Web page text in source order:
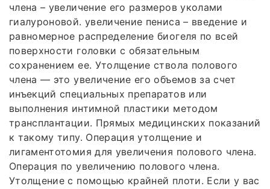
члена – увеличение его размеров уколами
гиалуроновой. увеличение пениса – введение и
равномерное распределение биогеля по всей
поверхности головки с обязательным
сохранением ее. Утолщение ствола полового
члена — это увеличение его объемов за счет
инъекций специальных препаратов или
выполнения интимной пластики методом
трансплантации. Прямых медицинских показаний
к такому типу. Операция утолщение и
лигаментотомия для увеличения полового члена.
Операция по увеличению полового члена.
Утолщение с помощью крайней плоти. Если у вас